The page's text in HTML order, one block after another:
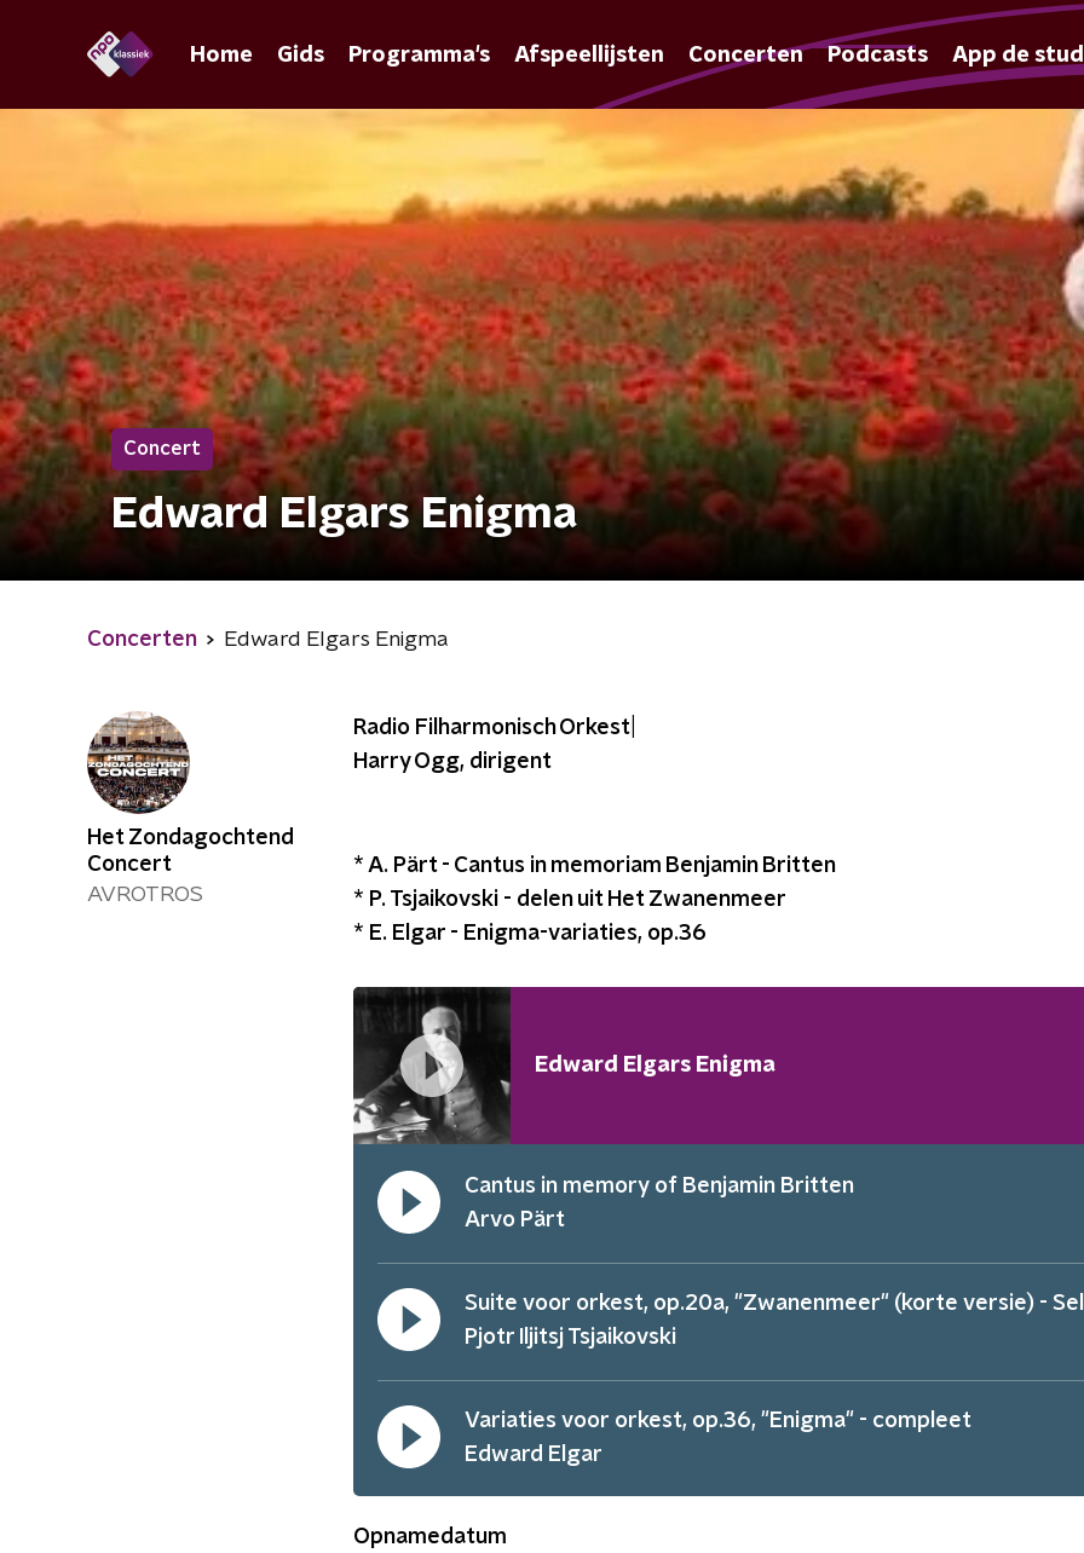
Home Gids Programma's Afspeellijsten Concerten Podcasts App de
Concert
Edward Elgars Enigma
Concerten Edward Elgars Enigma
Radio Filharmonisch Orkest|
Harry Ogg, dirigent
* A. Pärt - Cantus in memoriam Benjamin Britten
* P. Tsjaikovski - delen uit Het Zwanenmeer
* E. Elgar - Enigma-variaties, op.36
Edward Elgars Enigma
Cantus in memory of Benjamin Britten
Arvo Pärt
Suite voor orkest, op.20a, "Zwanenmeer" (korte versie) -
Pjotr Iljitsj Tsjaikovski
Variaties voor orkest, op.36, "Enigma" - compleet
Edward Elgar
Opnamedatum
Het Zondagochtend
Concert
AVROTROS